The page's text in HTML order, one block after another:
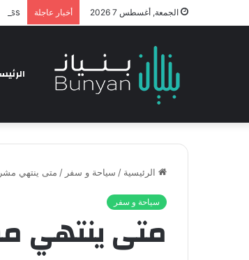
الجمعة, أغسطس 7 2026 أخبار عاجلة
الرئيسية / سياحة و سفر / متى ينتهي
سياحة و سفر
متى ينتهي